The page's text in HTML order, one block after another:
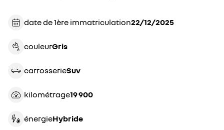
date de 1ère immatriculation 22/12/2025
couleur gris
carrosserie suv
kilométrage 19 900
énergie hybride